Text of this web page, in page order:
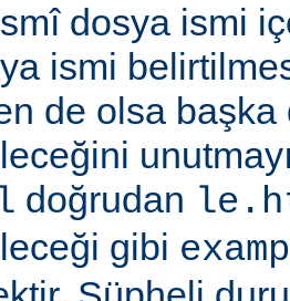
dosya ismi
ismi
de olsa başka
doğrudan
gibi